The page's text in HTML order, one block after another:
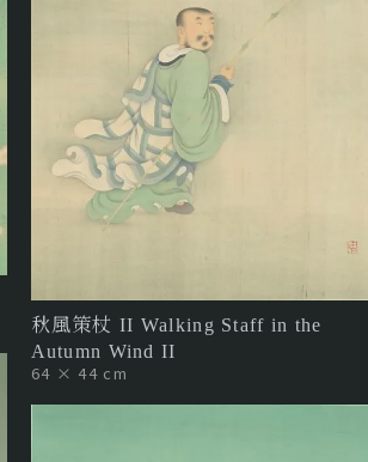
秋風策杖 II Walking Staff in the
Autumn Wind II
64 × 44 cm